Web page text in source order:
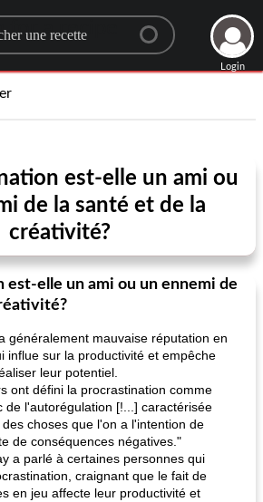
for a recipe
Login
est-elle un ami ou
de la santé et de la
créativité?
est-elle un ami ou un ennemi de
généralement mauvaise réputation en
influe sur la productivité et empêche
leur potentiel.
ont défini la procrastination comme
de l'autorégulation [!...] caractérisée
choses que l'on a l'intention de
de conséquences négatives."
a parlé à certaines personnes qui
craignant que le fait de
en jeu affecte leur productivité et